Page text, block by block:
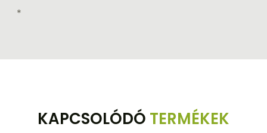
*
KAPCSOLÓDÓ TERMÉKEK